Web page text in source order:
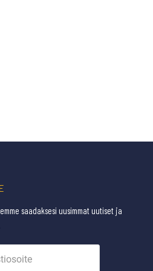
saadaksesi uusimmat uutiset ja